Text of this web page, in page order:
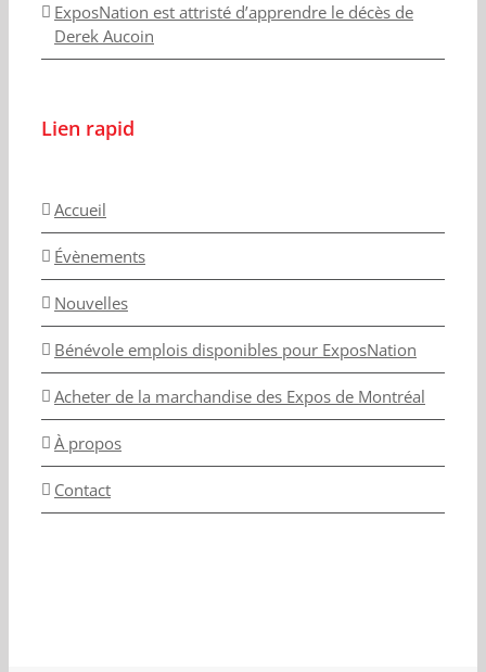
ExposNation est attristé d’apprendre le décès de
Derek Aucoin
Lien rapid
Accueil
Évènements
Nouvelles
Bénévole emplois disponibles pour ExposNation
Acheter de la marchandise des Expos de Montréal
À propos
Contact